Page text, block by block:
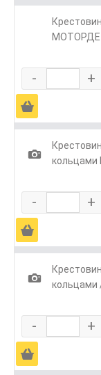
- +
Ä
1
- +
Ä
1
- +
Ä